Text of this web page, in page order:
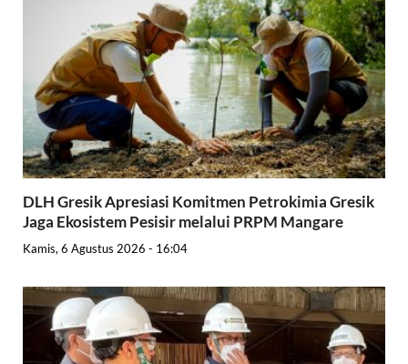
DLH Gresik Apresiasi Komitmen Petrokimia Gresik
Jaga Ekosistem Pesisir melalui PRPM Mangare
Kamis, 6 Agustus 2026 - 16:04